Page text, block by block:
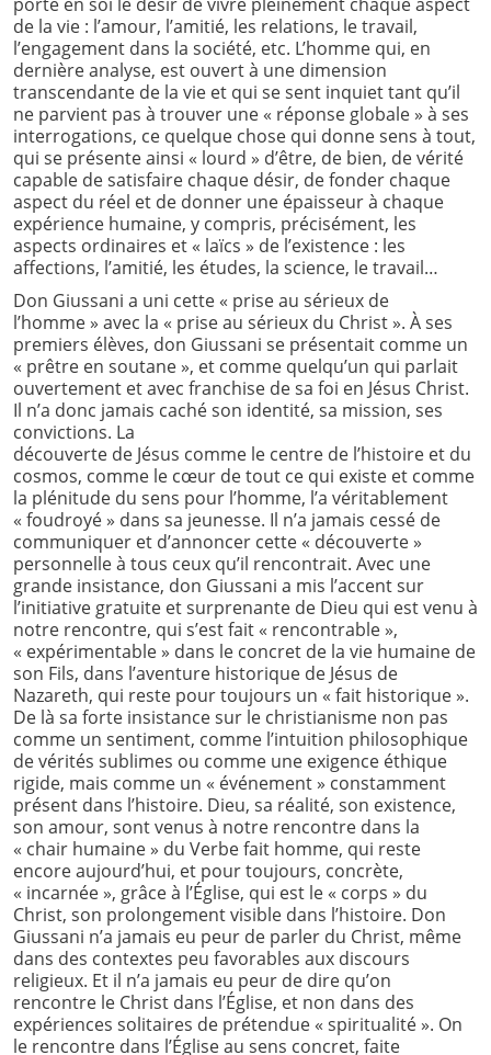
de la vie : l’amour, l’amitié, les relations, le travail,
l’engagement dans la société, etc. L’homme qui, en
dernière analyse, est ouvert à une dimension
transcendante de la vie et qui se sent inquiet tant qu’il
ne parvient pas à trouver une « réponse globale » à ses
interrogations, ce quelque chose qui donne sens à tout,
qui se présente ainsi « lourd » d’être, de bien, de vérité
capable de satisfaire chaque désir, de fonder chaque
aspect du réel et de donner une épaisseur à chaque
expérience humaine, y compris, précisément, les
aspects ordinaires et « laïcs » de l’existence : les
affections, l’amitié, les études, la science, le travail…
Don Giussani a uni cette « prise au sérieux de
l’homme » avec la « prise au sérieux du Christ ». À ses
premiers élèves, don Giussani se présentait comme un
« prêtre en soutane », et comme quelqu’un qui parlait
ouvertement et avec franchise de sa foi en Jésus Christ.
Il n’a donc jamais caché son identité, sa mission, ses
convictions. La
découverte de Jésus comme le centre de l’histoire et du
cosmos, comme le cœur de tout ce qui existe et comme
la plénitude du sens pour l’homme, l’a véritablement
« foudroyé » dans sa jeunesse. Il n’a jamais cessé de
communiquer et d’annoncer cette « découverte »
personnelle à tous ceux qu’il rencontrait. Avec une
grande insistance, don Giussani a mis l’accent sur
l’initiative gratuite et surprenante de Dieu qui est venu à
notre rencontre, qui s’est fait « rencontrable »,
« expérimentable » dans le concret de la vie humaine de
son Fils, dans l’aventure historique de Jésus de
Nazareth, qui reste pour toujours un « fait historique ».
De là sa forte insistance sur le christianisme non pas
comme un sentiment, comme l’intuition philosophique
de vérités sublimes ou comme une exigence éthique
rigide, mais comme un « événement » constamment
présent dans l’histoire. Dieu, sa réalité, son existence,
son amour, sont venus à notre rencontre dans la
« chair humaine » du Verbe fait homme, qui reste
encore aujourd’hui, et pour toujours, concrète,
« incarnée », grâce à l’Église, qui est le « corps » du
Christ, son prolongement visible dans l’histoire. Don
Giussani n’a jamais eu peur de parler du Christ, même
dans des contextes peu favorables aux discours
religieux. Et il n’a jamais eu peur de dire qu’on
rencontre le Christ dans l’Église, et non dans des
expériences solitaires de prétendue « spiritualité ». On
le rencontre dans l’Église au sens concret, faite